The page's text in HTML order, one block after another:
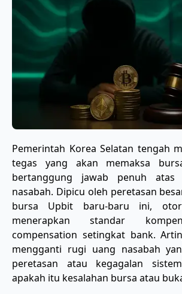
Pemerintah Korea Selatan tengah
tegas yang akan memaksa
bertanggung jawab penuh atas
nasabah. Dipicu oleh peretasan
bursa Upbit baru-baru ini,
menerapkan standar
compensation setingkat bank.
mengganti rugi uang nasabah
peretasan atau kegagalan
apakah itu kesalahan bursa atau